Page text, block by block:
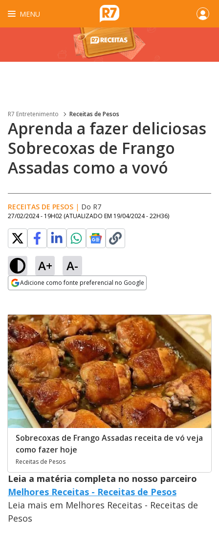
MENU
R7 Entretenimento Receitas de Pesos
Aprenda a fazer deliciosas
Sobrecoxas de Frango
Assadas como a vovó
RECEITAS DE PESOS | Do R7
27/02/2024 - 19H02 (ATUALIZADO EM 19/04/2024 - 22H36)
A+ A-
Adicione como fonte preferencial no Google
Sobrecoxas de Frango Assadas receita de vó veja
como fazer hoje
Receitas de Pesos
Leia a matéria completa no nosso parceiro
Melhores Receitas - Receitas de Pesos
Leia mais em Melhores Receitas - Receitas de
Pesos